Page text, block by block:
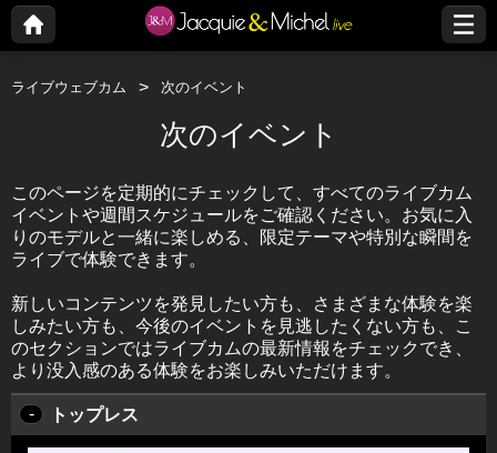
ライブウェブカム 次のイベント
次のイベント
このページを定期的にチェックして、すべてのライブカム
イベントや週間スケジュールをご確認ください。お気に入
りのモデルと一緒に楽しめる、限定テーマや特別な瞬間を
ライブで体験できます。
新しいコンテンツを発見したい方も、さまざまな体験を楽
しみたい方も、今後のイベントを見逃したくない方も、こ
のセクションではライブカムの最新情報をチェックでき、
より没入感のある体験をお楽しみいただけます。
- トップレス